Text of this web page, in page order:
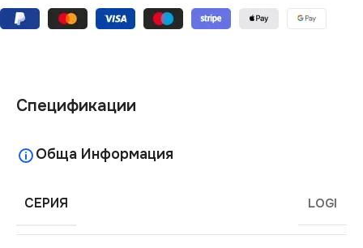
Спецификации
Обща Информация
СЕРИЯ LOGI